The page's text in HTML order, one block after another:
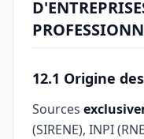
12.1 Origine
Sources
(SIRENE), INPI